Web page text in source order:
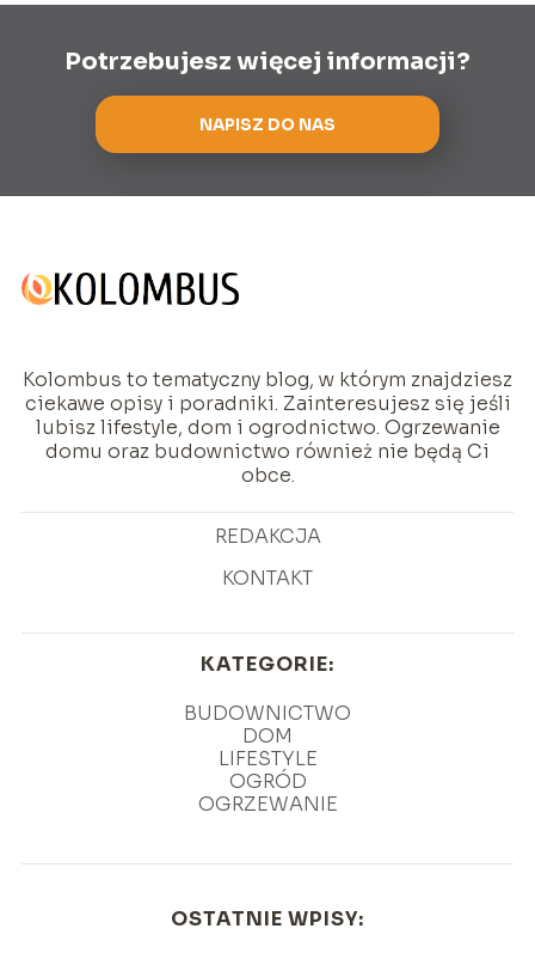
Potrzebujesz więcej informacji?
NAPISZ DO NAS
Kolombus to tematyczny blog, w którym znajdziesz
ciekawe opisy i poradniki. Zainteresujesz się jeśli
lubisz lifestyle, dom i ogrodnictwo. Ogrzewanie
domu oraz budownictwo również nie będą Ci
obce.
REDAKCJA
KONTAKT
KATEGORIE:
BUDOWNICTWO
DOM
LIFESTYLE
OGRÓD
OGRZEWANIE
OSTATNIE WPISY: